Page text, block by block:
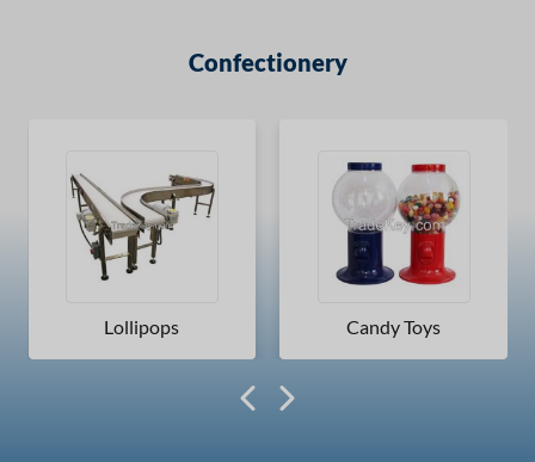
Confectionery
Lollipops Candy Toys